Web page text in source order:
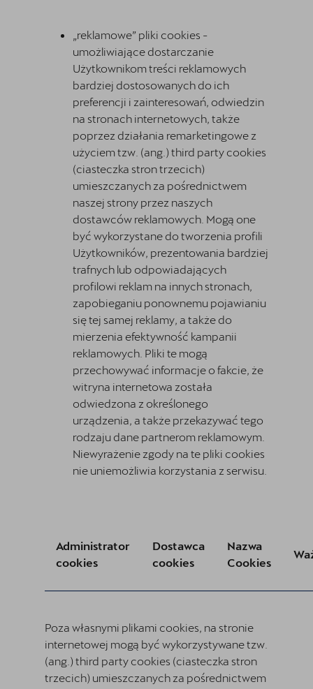
„reklamowe” pliki cookies -
umożliwiające dostarczanie
Użytkownikom treści reklamowych
bardziej dostosowanych do ich
preferencji i zainteresowań, odwiedzin
na stronach internetowych, także
poprzez działania remarketingowe z
użyciem tzw. (ang.) third party cookies
(ciasteczka stron trzecich)
umieszczanych za pośrednictwem
naszej strony przez naszych
dostawców reklamowych. Mogą one
być wykorzystane do tworzenia profili
Użytkowników, prezentowania bardziej
trafnych lub odpowiadających
profilowi reklam na innych stronach,
zapobieganiu ponownemu pojawianiu
się tej samej reklamy, a także do
mierzenia efektywność kampanii
reklamowych. Pliki te mogą
przechowywać informacje o fakcie, że
witryna internetowa została
odwiedzona z określonego
urządzenia, a także przekazywać tego
rodzaju dane partnerom reklamowym.
Niewyrażenie zgody na te pliki cookies
nie uniemożliwia korzystania z serwisu.
Administrator
cookies
Dostawca
cookies
Nazwa
Cookies
Poza własnymi plikami cookies, na stronie
internetowej mogą być wykorzystywane tzw.
(ang.) third party cookies (ciasteczka stron
trzecich) umieszczanych za pośrednictwem